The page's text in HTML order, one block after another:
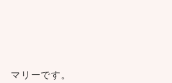
マリーです。